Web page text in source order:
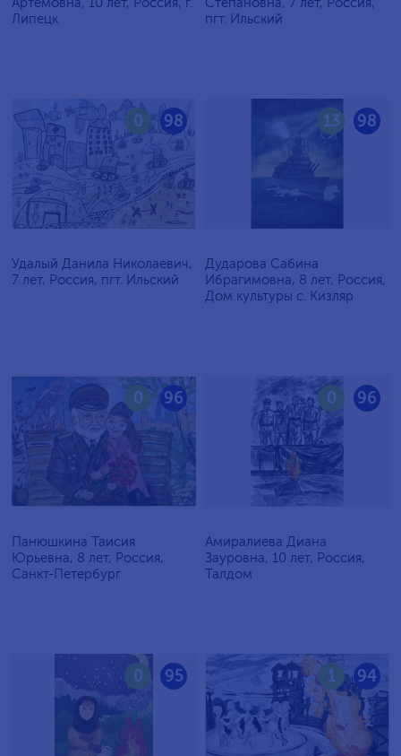
Липецк
пгт. Ильский
98
0
Удалый Данила Николаевич,
7 лет, Россия, пгт. Ильский
98
13
Дударова Сабина
Ибрагимовна, 8 лет, Россия,
Дом культуры с. Кизляр
96
0
Панюшкина Таисия
Юрьевна, 8 лет, Россия,
Санкт-Петербург
96
0
Амиралиева Диана
Зауровна, 10 лет, Россия,
Талдом
95
0 94
1